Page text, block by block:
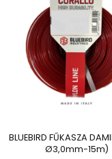
BLUEBIRD FŰKASZA
Ø3,0mm-15m)